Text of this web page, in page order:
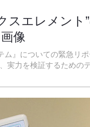
スエレメント
像
』についての緊急リ
実力を検証するための